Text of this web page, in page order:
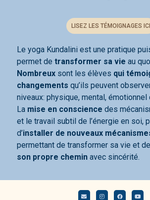
LISEZ LES TÉMOIGNAGES ICI
Le yoga Kundalini est une pratique
permet de transformer sa vie au
Nombreux sont les élèves qui
changements qu’ils peuvent
niveaux: physique, mental, émotionnel
La mise en conscience des
et le travail subtil de l’énergie en soi,
d’installer de nouveaux
permettant de transformer sa vie et de
son propre chemin avec sincérité.